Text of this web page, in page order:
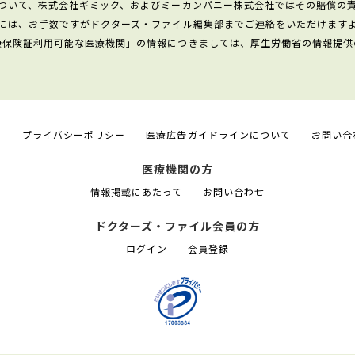
いて、株式会社ギミック、およびミーカンパニー株式会社ではその賠償の
は、お手数ですがドクターズ・ファイル編集部までご連絡をいただけます
険証利用可能な医療機関」の情報につきましては、厚生労働省の情報提
プライバシーポリシー 医療広告ガイドラインについて お問い
医療機関の方
情報掲載にあたって お問い合わせ
ドクターズ・ファイル会員の方
ログイン 会員登録